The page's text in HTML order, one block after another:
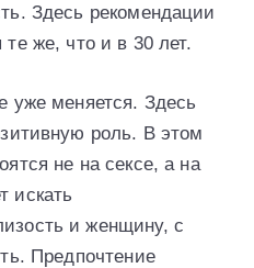
Здесь рекомендации
же, что и в 30 лет.
уже меняется. Здесь
роль. В этом
не на сексе, а на
искать
и женщину, с
Предпочтение